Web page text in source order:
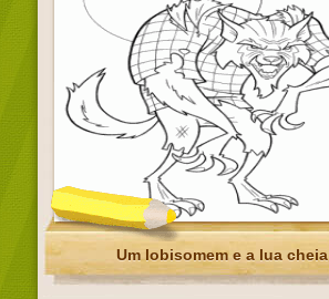
Um lobisomem e a lua cheia